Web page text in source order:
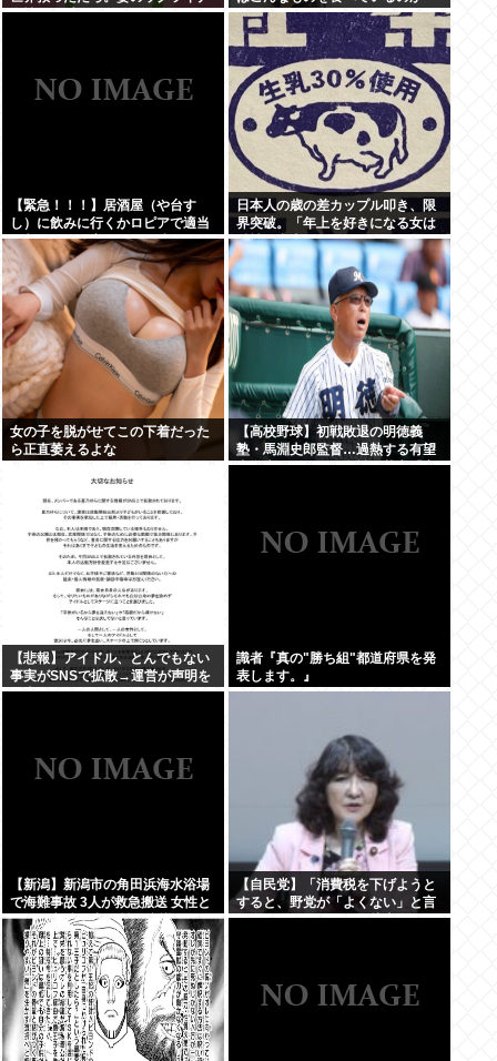
女性が可愛すぎる件
い？」
【緊急！！！】居酒屋（や台す
し）に飲みに行くかロピアで適当
に刺身買って家で飲むか迷ってる
日本人の歳の差カップル叩き、限
界突破。「年上を好きになる女は
精神異常者」
女の子を脱がせてこの下着だった
ら正直萎えるよな
【高校野球】初戦敗退の明徳義
塾・馬淵史郎監督…過熱する有望
中学生のスカウト合戦に苦言「高
【悲報】アイドル、とんでもない
事実がSNSで拡散→運営が声明を
発表www
識者『真の"勝ち組"都道府県を発
表します。』
【新潟】新潟市の角田浜海水浴場
で海難事故 3人が救急搬送 女性と
男児が心肺停止 男性は意識あり
【自民党】「消費税を下げようと
すると、野党が「よくない」と言
うのが理解できない」片山さつき